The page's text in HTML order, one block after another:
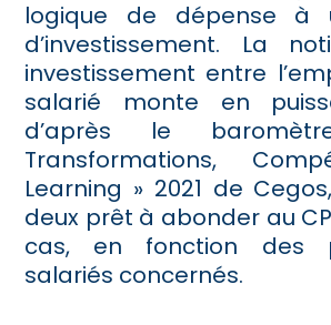
logique de dépense à
d’investissement. La
investissement entre
salarié monte en
d’après le
Transformations,
Learning » 2021 de
deux prêt à abonder au
cas, en fonction des
salariés concernés.